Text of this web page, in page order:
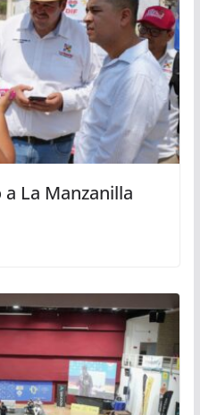
La Manzanilla